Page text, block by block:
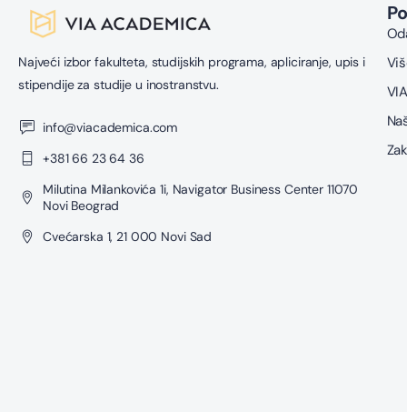
Najveći izbor fakulteta, studijskih programa, apliciranje, upis i
stipendije za studije u inostranstvu.
info@viacademica.com
+381 66 23 64 36
Milutina Milankovića 1i, Navigator Business Center 11070
Novi Beograd
Cvećarska 1, 21 000 Novi Sad